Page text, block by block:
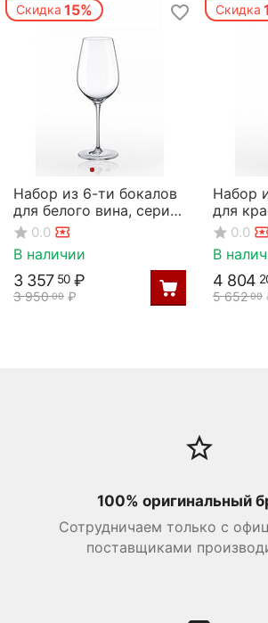
Скидка 15%
Набор из 6-ти бокалов
для белого вина, серия
Prestige, 340 мл, Rona
0.0
В наличии
3 950 00 ₽
3 357 50 ₽
Скидка
Набор
для
серия
Rona
0.0
В
5 652 00
4 804
100% оригинальный
Сотрудничаем только с
поставщиками